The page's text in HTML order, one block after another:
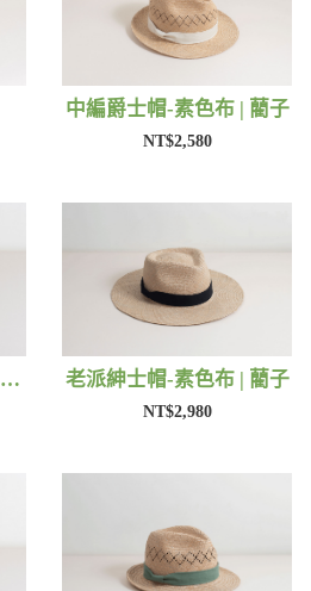
中編爵士帽-素色布 | 藺子
NT$2,580
中編爵士帽-藺子布花 | 藺子 老派紳士帽-素色布 | 藺子
NT$2,980